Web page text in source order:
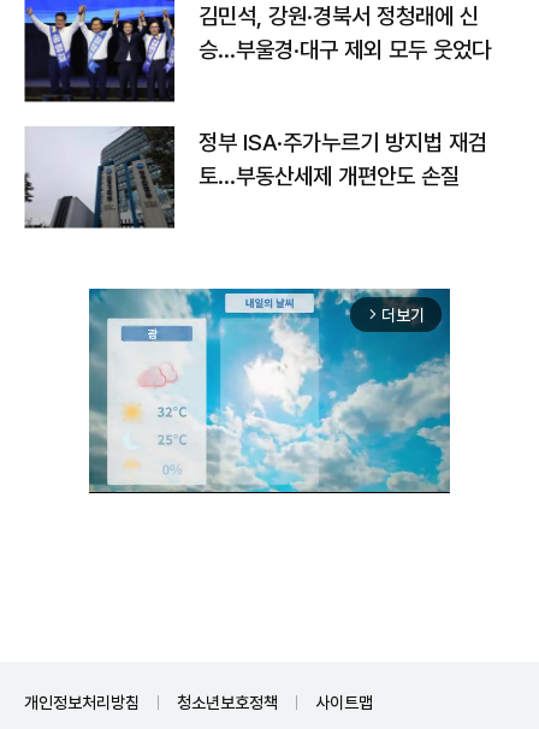
김민석, 강원·경북서 정청래에 신
승…부울경·대구 제외 모두 웃었다
정부 ISA·주가누르기 방지법 재검
토…부동산세제 개편안도 손질
arrow_forward_ios 더보기
개인정보처리방침 청소년보호정책 사이트맵